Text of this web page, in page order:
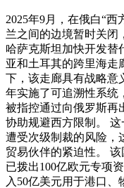
2025年9月，在俄白“西
兰之间的边境暂时关闭
哈萨克斯坦加快开发替
亚和土耳其的跨里海走
下，该走廊具有战略意
年实施了可追溯性系统
被指控通过向俄罗斯再
协助规避西方限制。
遭受次级制裁的风险，
贸易伙伴的紧迫性。
已拨出100亿欧元专项
入50亿美元用于港口